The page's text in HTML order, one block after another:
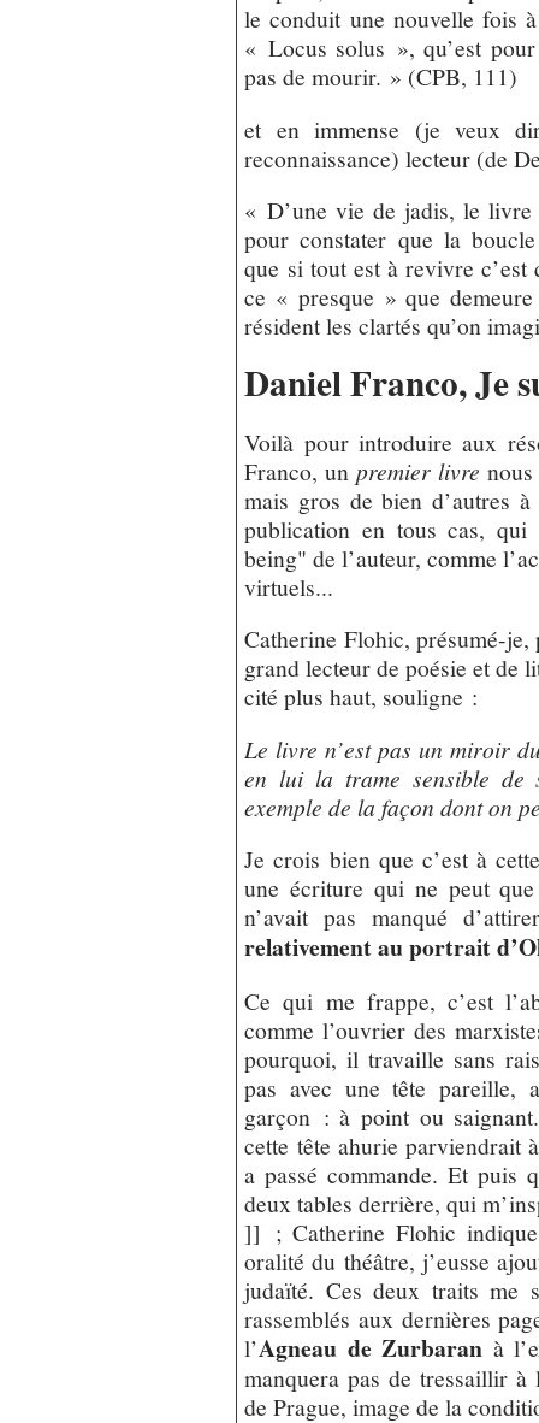
le conduit une nouvelle fois
« Locus solus », qu’est
pas de mourir. » (CPB, 111)
et en immense (je veux
reconnaissance) lecteur (de
« D’une vie de jadis, le
pour constater que la
que si tout est à revivre c’est
ce « presque » que
résident les clartés qu’on
Daniel Franco, Je
Voilà pour introduire aux
Franco, unpremier livre
mais gros de bien d’autres
publication en tous cas,
being" de l’auteur, comme
virtuels...
Catherine Flohic, présumé-
grand lecteur de poésie et de
cité plus haut, souligne :
Le livre n’est pas un miroir
en lui la trame sensible de
exemple de la façon dont on
Je crois bien que c’est à
une écriture qui ne peut
n’avait pas manqué
relativement au portrait
Ce qui me frappe, c’est
comme l’ouvrier des
pourquoi, il travaille sans
pas avec une tête pareille,
garçon : à point ou
cette tête ahurie parviendrait
a passé commande. Et puis
deux tables derrière, qui
]] ; Catherine Flohic
oralité du théâtre, j’eusse
judaïté. Ces deux traits me
rassemblés aux dernières
l’Agneau de Zurbaran à
manquera pas de tressaillir
de Prague, image de la